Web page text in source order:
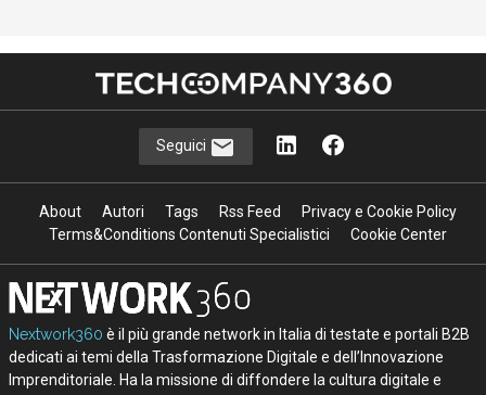
Seguici
About Autori Tags Rss Feed
Privacy e Cookie Policy
Terms&Conditions Contenuti Specialistici
Cookie Center
Nextwork360 è il più grande network in Italia di testate e portali B2B
dedicati ai temi della Trasformazione Digitale e dell’Innovazione
Imprenditoriale. Ha la missione di diffondere la cultura digitale e